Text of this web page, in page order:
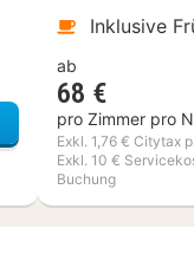
Akzent Hotel
Inklusive
ab
68 €
pro Zimmer pro
Exkl. 1,76 € Citytax
Exkl. 10 €
Buchung